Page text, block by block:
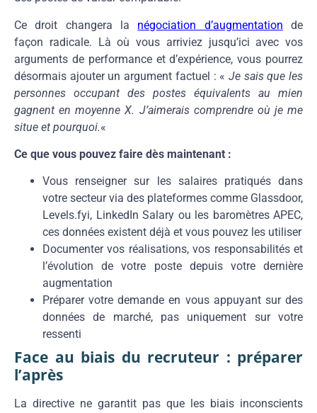
Ce droit changera la négociation d’augmentation de
façon radicale. Là où vous arriviez jusqu’ici avec vos
arguments de performance et d’expérience, vous pourrez
désormais ajouter un argument factuel : « Je sais que les
personnes occupant des postes équivalents au mien
gagnent en moyenne X. J’aimerais comprendre où je me
situe et pourquoi.«
Ce que vous pouvez faire dès maintenant :
Vous renseigner sur les salaires pratiqués dans
votre secteur via des plateformes comme Glassdoor,
Levels.fyi, LinkedIn Salary ou les baromètres APEC,
ces données existent déjà et vous pouvez les utiliser
Documenter vos réalisations, vos responsabilités et
l’évolution de votre poste depuis votre dernière
augmentation
Préparer votre demande en vous appuyant sur des
données de marché, pas uniquement sur votre
ressenti
Face au biais du recruteur : préparer
l’après
La directive ne garantit pas que les biais inconscients